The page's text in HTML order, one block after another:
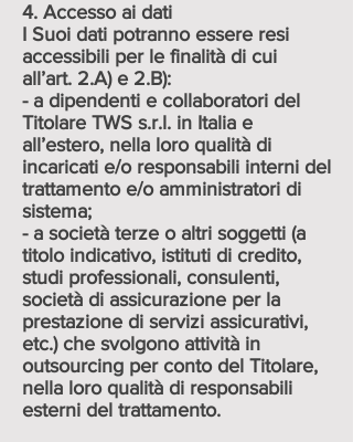
4. Accesso ai dati
I Suoi dati potranno essere resi
accessibili per le finalità di cui
all’art. 2.A) e 2.B):
- a dipendenti e collaboratori del
Titolare TWS s.r.l. in Italia e
all’estero, nella loro qualità di
incaricati e/o responsabili interni del
trattamento e/o amministratori di
sistema;
- a società terze o altri soggetti (a
titolo indicativo, istituti di credito,
studi professionali, consulenti,
società di assicurazione per la
prestazione di servizi assicurativi,
etc.) che svolgono attività in
outsourcing per conto del Titolare,
nella loro qualità di responsabili
esterni del trattamento.